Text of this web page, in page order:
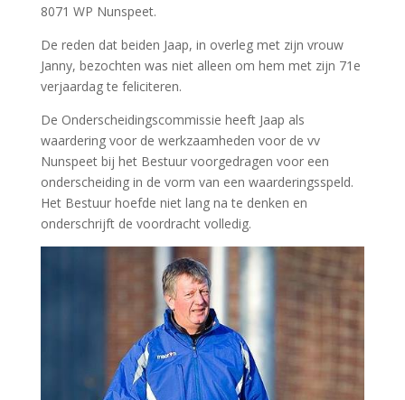
8071 WP Nunspeet.
De reden dat beiden Jaap, in overleg met zijn vrouw
Janny, bezochten was niet alleen om hem met zijn 71e
verjaardag te feliciteren.
De Onderscheidingscommissie heeft Jaap als
waardering voor de werkzaamheden voor de vv
Nunspeet bij het Bestuur voorgedragen voor een
onderscheiding in de vorm van een waarderingsspeld.
Het Bestuur hoefde niet lang na te denken en
onderschrijft de voordracht volledig.